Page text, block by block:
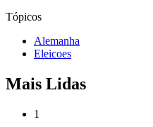
Tópicos
Alemanha
Eleicoes
Mais Lidas
1